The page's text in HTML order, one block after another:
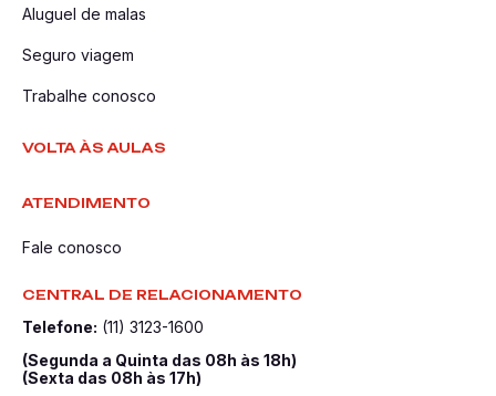
Aluguel de malas
Seguro viagem
Trabalhe conosco
VOLTA ÀS AULAS
ATENDIMENTO
Fale conosco
CENTRAL DE RELACIONAMENTO
Telefone: (11) 3123-1600
(Segunda a Quinta das 08h às 18h)
(Sexta das 08h às 17h)